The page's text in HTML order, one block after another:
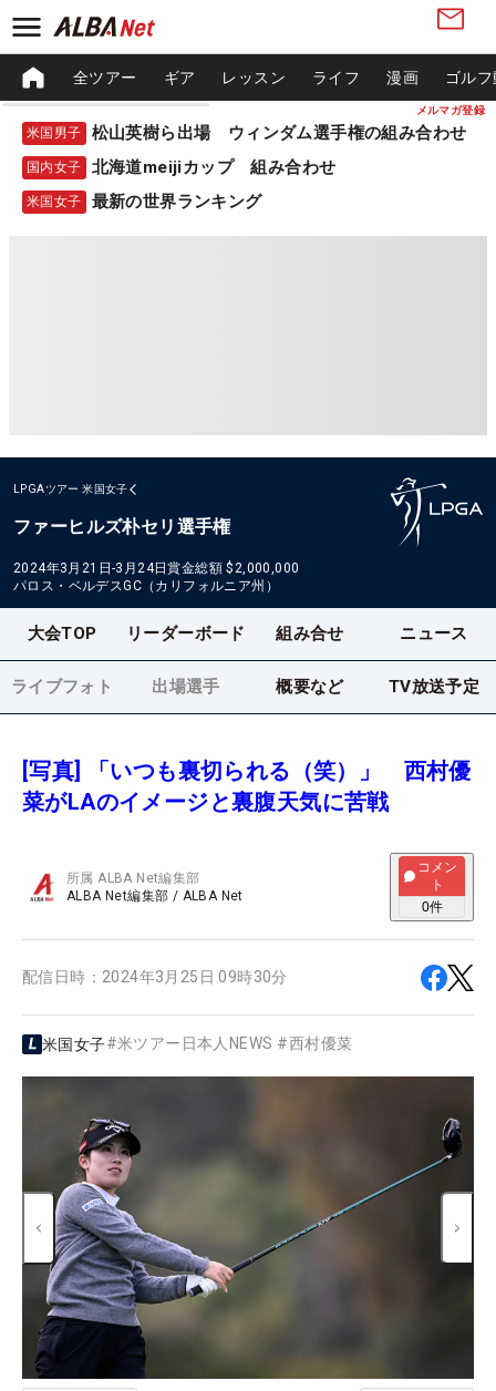
メルマガ登録
全ツアー ギア レッスン ライフ 漫画 ゴル
米国男子 松山英樹ら出場 ウィンダム選手権の組み合わせ
国内女子 北海道meijiカップ 組み合わせ
米国女子 最新の世界ランキング
LPGAツアー 米国女子
ファーヒルズ朴セリ選手権
2024年3月21日-3月24日賞金総額 $2,000,000
パロス・ベルデスGC（カリフォルニア州）
大会TOP リーダーボード 組み合せ ニュース
ライブフォト 出場選手 概要など TV放送予定
[写真] 「いつも裏切られる（笑）」 西村優
菜がLAのイメージと裏腹天気に苦戦
所属ALBA Net編集部
ALBA Net編集部 / ALBA Net
コメン
ト
0件
配信日時： 2024年3月25日 09時30分
米国女子#米ツアー日本人NEWS #西村優菜